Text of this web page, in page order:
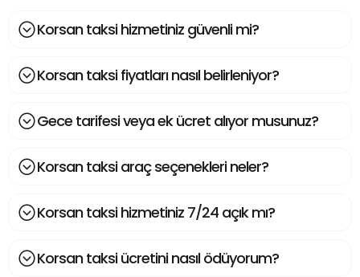
Korsan taksi hizmetiniz güvenli mi?
Korsan taksi fiyatları nasıl belirleniyor?
Gece tarifesi veya ek ücret alıyor musunuz?
Korsan taksi araç seçenekleri neler?
Korsan taksi hizmetiniz 7/24 açık mı?
Korsan taksi ücretini nasıl ödüyorum?